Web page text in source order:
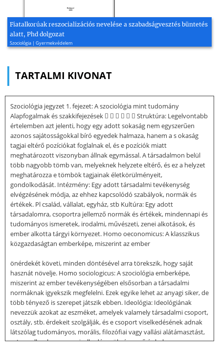
Fiatalkorúak reszocializációs nevelése a szabadságvesztés büntetés
alatt, Phd dolgozat
Szociológia | Gyermekvédelem
TARTALMI KIVONAT
Szociológia jegyzet 1. fejezet: A szociológia mint tudomány
Alapfogalmak és szakkifejezések       Struktúra: Legelvontabb
értelemben azt jelenti, hogy egy adott sokaság nem egyszerűen
azonos sajátosságokkal bíró egyedek halmaza, hanem a s okaság
tagjai eltérő pozíciókat foglalnak el, és e pozíciók miatt
meghatározott viszonyban állnak egymással. A társadalmon belül
több nagyobb tömb van, melyeknek helyzete eltérő, és ez a helyzet
meghatározza e tömbök tagjainak életkörülményeit,
gondolkodását. Intézmény: Egy adott társadalmi tevékenység
elvégzésének módja, az ehhez kapcsolódó szabályok, normák és
értékek. Pl család, vállalat, egyház, stb Kultúra: Egy adott
társadalomra, csoportra jellemző normák és értékek, mindennapi és
tudományos ismeretek, irodalmi, művészeti, zenei alkotások, és
ember alkotta tárgyi környezet. Homo oeconomicus: A klasszikus
közgazdaságtan emberképe, miszerint az ember
önérdekét követi, minden döntésével arra törekszik, hogy saját
hasznát növelje. Homo sociologicus: A szociológia emberképe,
miszerint az ember tevékenységében elsősorban a társadalmi
normáknak igyekszik megfelelni. Ezek egyike lehet az anyagi siker, de
több tényező is szerepet játszik ebben. Ideológia: Ideológiának
nevezzük azokat az eszméket, amelyek valamely társadalmi csoport,
osztály, stb. érdekeit szolgálják, és e csoport viselkedésének adnak
látszólag tudományos, morális, filozófiai vagy vallási alátámasztást,
azt sugallva, hogy ez a viselkedés szükségszerű és helyes,